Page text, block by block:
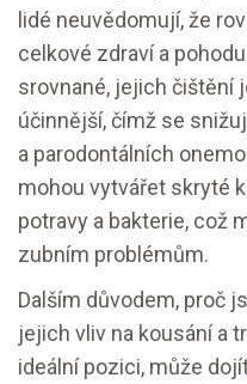
lidé neuvědomují, že
celkové zdraví a
srovnané, jejich čištění
účinnější, čímž se
a parodontálních
mohou vytvářet skryté
potravy a bakterie, což
zubním problémům.
Dalším důvodem, proč
jejich vliv na kousání a
ideální pozici, může